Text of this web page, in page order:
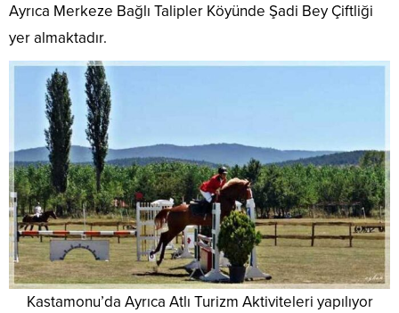
Ayrıca Merkeze Bağlı Talipler Köyünde Şadi Bey Çiftliği
yer almaktadır.
Kastamonu’da Ayrıca Atlı Turizm Aktiviteleri yapılıyor